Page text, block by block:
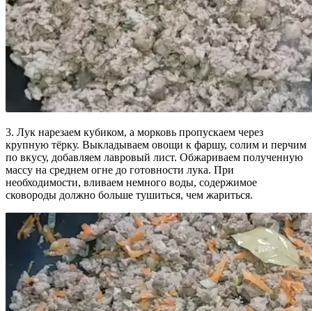
3. Лук нарезаем кубиком, а морковь пропускаем через
крупную тёрку. Выкладываем овощи к фаршу, солим и перчим
по вкусу, добавляем лавровый лист. Обжариваем полученную
массу на среднем огне до готовности лука. При
необходимости, вливаем немного воды, содержимое
сковороды должно больше тушиться, чем жариться.